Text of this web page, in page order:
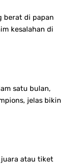
berat di papan
kesalahan di
satu bulan,
jelas bikin
atau tiket